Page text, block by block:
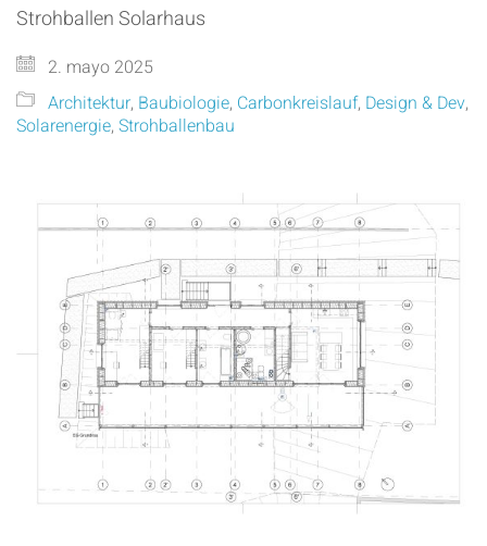
Strohballen Solarhaus
2. mayo 2025
Architektur, Baubiologie, Carbonkreislauf, Design & Dev,
Solarenergie, Strohballenbau